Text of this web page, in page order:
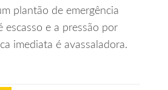
plantão de emergência
escasso e a pressão por
imediata é avassaladora.